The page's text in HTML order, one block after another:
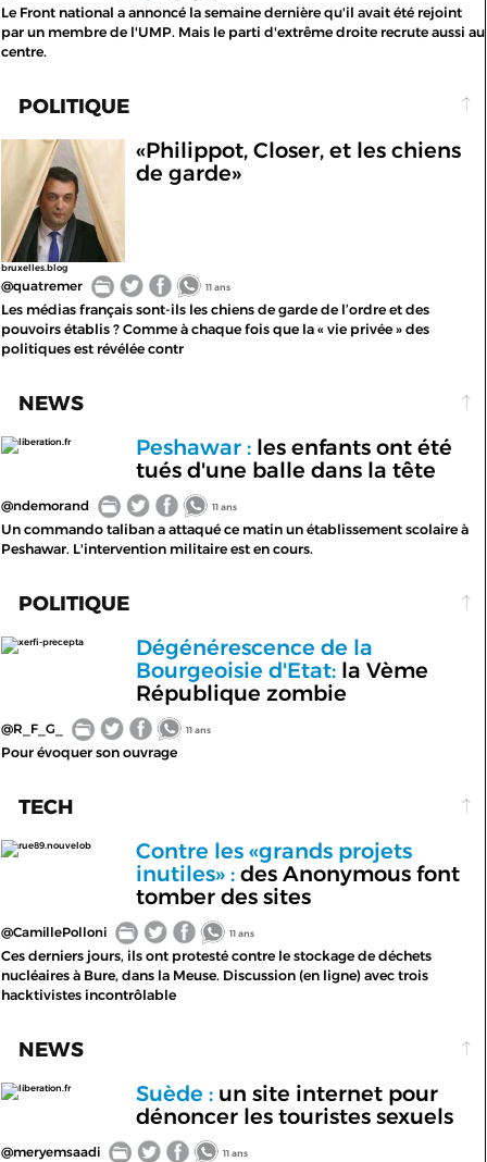
Le Front national a annoncé la semaine dernière qu'il avait été rejoint
par un membre de l'UMP. Mais le parti d'extrême droite recrute aussi au
centre.
POLITIQUE
bruxelles.blog
«Philippot, Closer, et les chiens
de garde»
@quatremer 11 ans
Les médias français sont-ils les chiens de garde de l’ordre et des
pouvoirs établis ? Comme à chaque fois que la « vie privée » des
politiques est révélée contr
NEWS
liberation.fr Peshawar :les enfants ont été
tués d'une balle dans la tête
@ndemorand 11 ans
Un commando taliban a attaqué ce matin un établissement scolaire à
Peshawar. L'intervention militaire est en cours.
POLITIQUE
xerfi-precepta
Dégénérescence de la
Bourgeoisie d'Etat:la Vème
République zombie
@R_F_G_ 11 ans
Pour évoquer son ouvrage
TECH
rue89.nouvelob
Contre les «grands projets
inutiles» :des Anonymous font
tomber des sites
@CamillePolloni 11 ans
Ces derniers jours, ils ont protesté contre le stockage de déchets
nucléaires à Bure, dans la Meuse. Discussion (en ligne) avec trois
hacktivistes incontrôlable
NEWS
liberation.fr Suède :un site internet pour
dénoncer les touristes sexuels
@meryemsaadi 11 ans